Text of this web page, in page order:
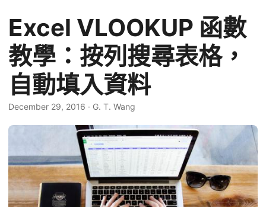
Excel VLOOKUP 函數
教學：按列搜尋表格，
自動填入資料
December 29, 2016 · G. T. Wang